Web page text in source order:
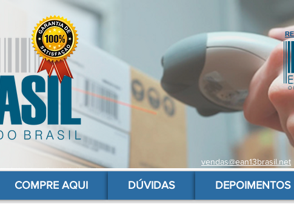
vendas@ean13brasil.net
gs1, código brasileiro, ean 13 universal, código de barras barato
COMPRE AQUI DÚVIDAS DEPOIMENTOS